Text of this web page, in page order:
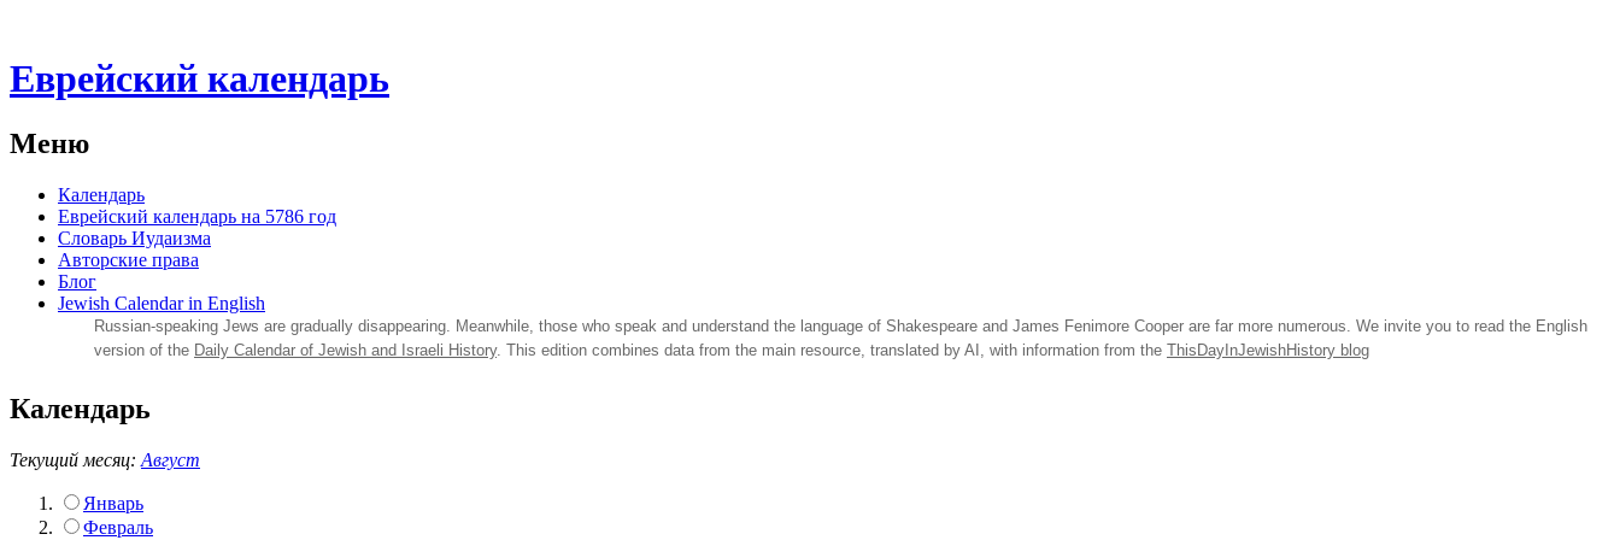
Еврейский календарь
Меню
Календарь
Еврейский календарь на 5786 год
Словарь Иудаизма
Авторские права
Блог
Jewish Calendar in English
Russian‑speaking Jews are gradually disappearing. Meanwhile, those who speak and understand the language of Shakespeare and James Fenimore Cooper are far more numerous. We invite you to read the English
version of the Daily Calendar of Jewish and Israeli History. This edition combines data from the main resource, translated by AI, with information from the ThisDayInJewishHistory blog
Календарь
Текущий месяц: Август
Январь
Февраль